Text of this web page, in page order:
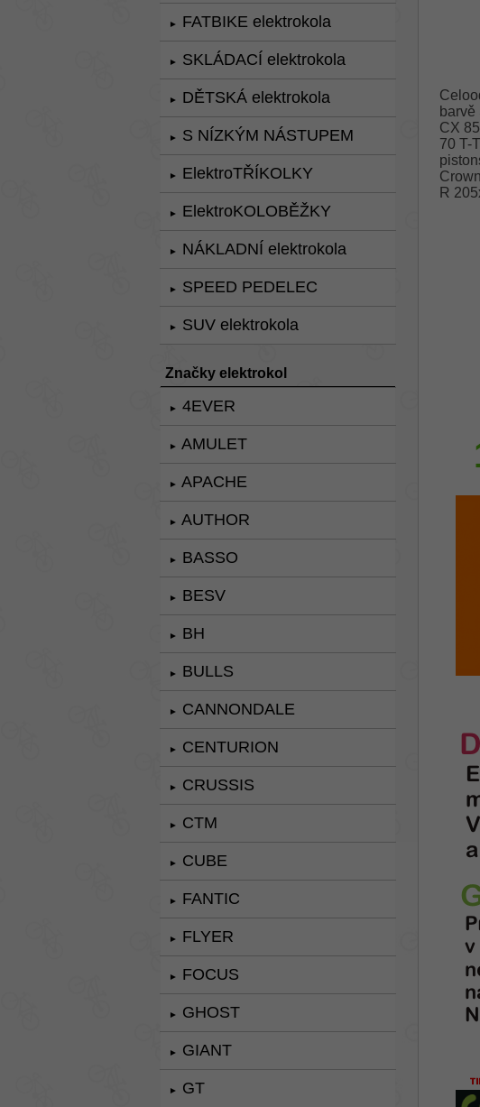
► FATBIKE elektrokola
► SKLÁDACÍ elektrokola
► DĚTSKÁ elektrokola
► S NÍZKÝM NÁSTUPEM
► ElektroTŘÍKOLKY
► ElektroKOLOBĚŽKY
► NÁKLADNÍ elektrokola
► SPEED PEDELEC
► SUV elektrokola
Značky elektrokol
► 4EVER
► AMULET
► APACHE
► AUTHOR
► BASSO
► BESV
► BH
► BULLS
► CANNONDALE
► CENTURION
► CRUSSIS
► CTM
► CUBE
► FANTIC
► FLYER
► FOCUS
► GHOST
► GIANT
► GT
CX
70 T-
R